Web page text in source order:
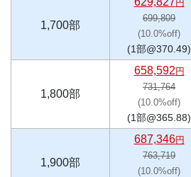
1,700部
円
699,809
(10.0%off)
(1部@370.49)
1,800部
658,592円
731,764
(10.0%off)
(1部@365.88)
1,900部
687,346円
763,719
(10.0%off)